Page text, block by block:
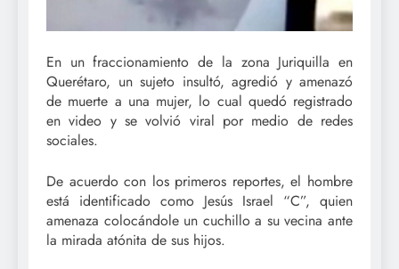
En un fraccionamiento de la zona Juriquilla en
Querétaro, un sujeto insultó, agredió y amenazó
de muerte a una mujer, lo cual quedó registrado
en video y se volvió viral por medio de redes
sociales.
De acuerdo con los primeros reportes, el hombre
está identificado como Jesús Israel “C”, quien
amenaza colocándole un cuchillo a su vecina ante
la mirada atónita de sus hijos.